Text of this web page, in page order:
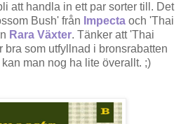
att handla in ett par sorter till. Det
Bush' från Impecta och 'Thai
Rara Växter. Tänker att 'Thai
som utfyllnad i bronsrabatten
man nog ha lite överallt. ;)